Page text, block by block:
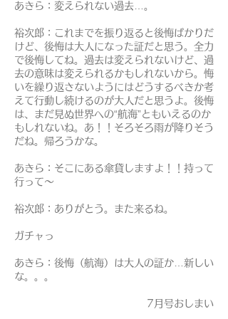
あきら：変えられない過去…。
裕次郎：これまでを振り返ると後悔ばかりだ
けど、後悔は大人になった証だと思う。全力
で後悔してね。過去は変えられないけど、過
去の意味は変えられるかもしれないから。悔
いを繰り返さないようにはどうするべきか考
えて行動し続けるのが大人だと思うよ。後悔
は、まだ見ぬ世界への“航海”ともいえるのか
もしれないね。あ！！そろそろ雨が降りそう
だね。帰ろうかな。
あきら：そこにある傘貸しますよ！！持って
行って～
裕次郎：ありがとう。また来るね。
ガチャっ
あきら：後悔（航海）は大人の証か…新しい
な。。。
7月号おしまい